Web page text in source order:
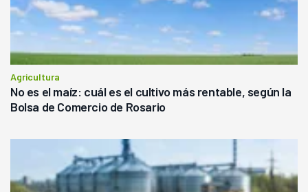
Agricultura
No es el maíz: cuál es el cultivo más rentable, según la
Bolsa de Comercio de Rosario